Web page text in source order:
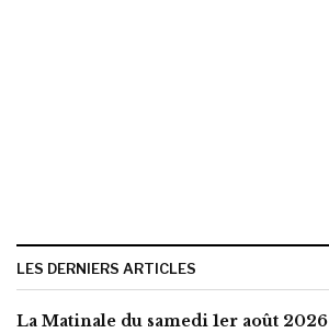
LES DERNIERS ARTICLES
La Matinale du samedi 1er août 2026